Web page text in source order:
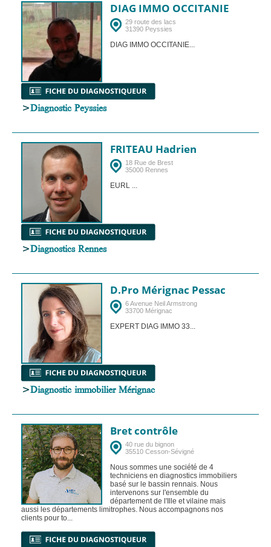
DIAG IMMO OCCITANIE
29 route des lacs
31390 Peyssies
DIAG IMMO OCCITANIE...
>Diagnostic Peyssies
FRITEAU Hadrien
18 Rue de Brest
35000 Rennes
EURL ...
>Diagnostics Rennes
D.Pro Mérignac Pessac
6 Avenue Neil Armstrong
33700 Mérignac
EXPERT DIAG IMMO 33...
>Diagnostic immobilier Mérignac
Bret contrôle
40 rue du bignon
35510 Cesson-Sévigné
Nous sommes une société de 4
techniciens en diagnostics immobiliers
basé sur le bassin rennais. Nous
intervenons sur l'ensemble du
département de l'Ille et vilaine mais
aussi les départements limitrophes. Nous accompagnons nos
clients pour to...